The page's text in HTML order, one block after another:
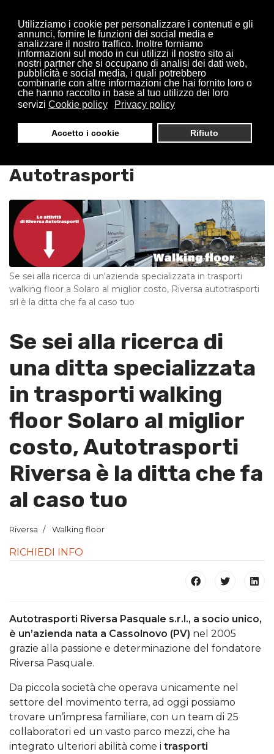
Utilizziamo i cookie per personalizzare i contenuti e gli
annunci, fornire le funzioni dei social media e
analizzare il nostro traffico. Inoltre forniamo
informazioni sul modo in cui utilizzi il nostro sito ai
nostri partner che si occupano di analisi dei dati web,
pubblicità e social media, i quali potrebbero
combinarle con altre informazioni che hai fornito loro o
che hanno raccolto in base al tuo utilizzo dei loro
servizi Cookie policy Privacy policy
Accetto i cookie Rifiuto
Trasporti Walking Floor
Autotrasporti
Se sei alla ricerca di un'azienda specializzata in trasporti
walking floor a Solaro al miglior costo, Riversa autotrasporti
srl è la ditta che fa al caso tuo
Se sei alla ricerca di
una ditta specializzata
in trasporti walking
floor Solaro al miglior
costo, Autotrasporti
Riversa è la ditta che fa
al caso tuo
Riversa Walking floor
RICHIEDI INFO
Autotrasporti Riversa Pasquale s.r.l., a socio unico,
è un’azienda nata a Cassolnovo (PV) nel 2005
grazie alla passione e determinazione del fondatore
Riversa Pasquale.
Da piccola società che operava unicamente nel
settore del movimento terra, ad oggi possiamo
trovare un’impresa familiare, con un team di 25
collaboratori ed un vasto parco mezzi, che ha
integrato ulteriori abilità come i trasporti